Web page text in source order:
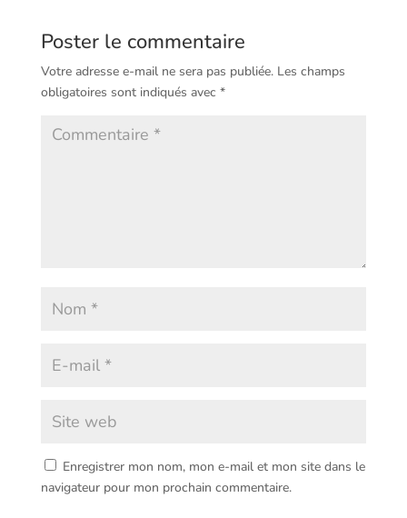
Poster le commentaire
Votre adresse e-mail ne sera pas publiée. Les champs
obligatoires sont indiqués avec *
Enregistrer mon nom, mon e-mail et mon site dans le
navigateur pour mon prochain commentaire.